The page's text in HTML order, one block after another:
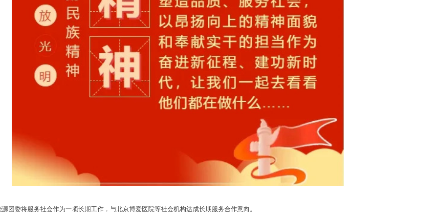
源团委将服务社会作为一项长期工作，与北京博爱医院等社会机构达成长期服务合作意向。